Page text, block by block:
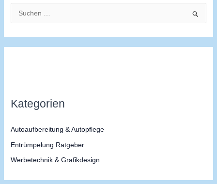
a
Kategorien
Autoaufbereitung & Autopflege
Entrümpelung Ratgeber
Werbetechnik & Grafikdesign